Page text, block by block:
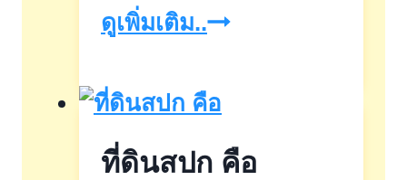
ดูเพิ่มเติม..กฏ
ค้ำ
ที่ดินสปก คือ